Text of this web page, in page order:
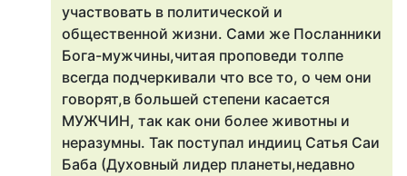
участвовать в политической и
общественной жизни. Сами же Посланники
Бога-мужчины,читая проповеди толпе
всегда подчеркивали что все то, о чем они
говорят,в большей степени касается
МУЖЧИН, так как они более животны и
неразумны. Так поступал индииц Сатья Саи
Баба (Духовный лидер планеты,недавно